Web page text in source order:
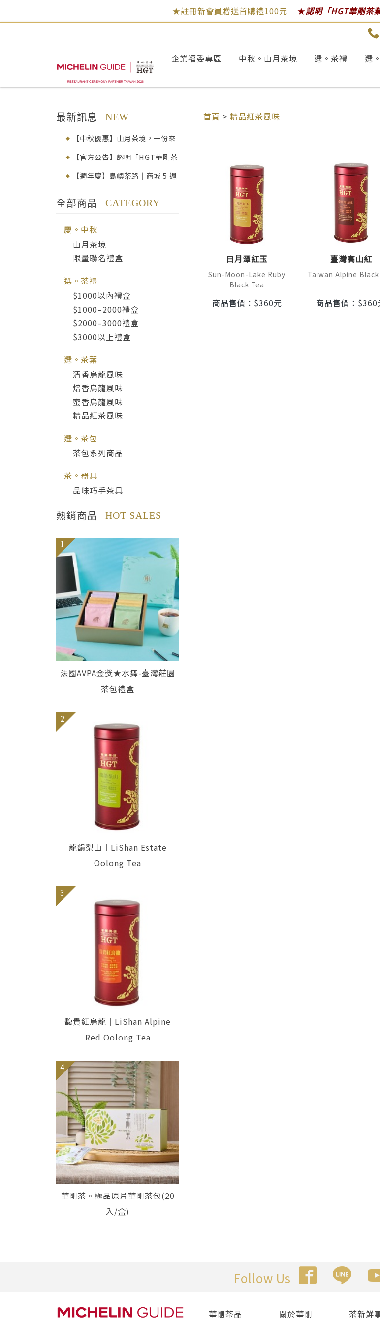
★註冊新會員贈送首購禮100元 ★認明「HGT華剛茶
企業福委專區 中秋。山月茶境 選。茶禮 選
最新訊息 NEW
【中秋優惠】山月茶境，一份來
自臺灣高山的心意│早鳥92折
【官方公告】認明「HGT華剛茶
業」，品味真正的百年茶韻
【週年慶】島嶼茶路｜商城 5 週
全部商品 CATEGORY
慶。中秋
山月茶境
限量聯名禮盒
選。茶禮
$1000以內禮盒
$1000–2000禮盒
$2000–3000禮盒
$3000以上禮盒
選。茶葉
清香烏龍風味
焙香烏龍風味
蜜香烏龍風味
精品紅茶風味
選。茶包
茶包系列商品
茶。器具
品味巧手茶具
熱銷商品 HOT SALES
1
法國AVPA金獎★水舞-臺灣莊園
茶包禮盒
2
龍韻梨山｜LiShan Estate
Oolong Tea
3
馥貴紅烏龍｜LiShan Alpine
Red Oolong Tea
4
華剛茶。極品原片華剛茶包(20
入/盒)
首頁 > 精品紅茶風味
日月潭紅玉
Sun-Moon-Lake Ruby
Black Tea
商品售價： $360元
臺灣高山紅
Taiwan Alpine Black
商品售價： $360
Follow Us
華剛茶品 關於華剛 茶新鮮